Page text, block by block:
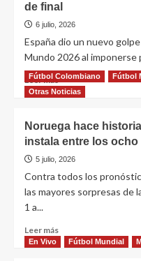
de final
6 julio, 2026
España dio un nuevo
Mundo 2026 al imponerse
Leer más
Fútbol Colombiano Fútbol
Otras Noticias
Noruega hace
instala entre los ocho
5 julio, 2026
Contra todos los
las mayores sorpresas de
1 a...
Leer más
En Vivo Fútbol Mundial